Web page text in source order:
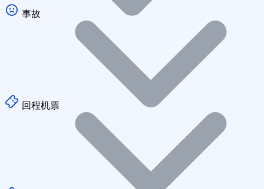
事故
回程机票